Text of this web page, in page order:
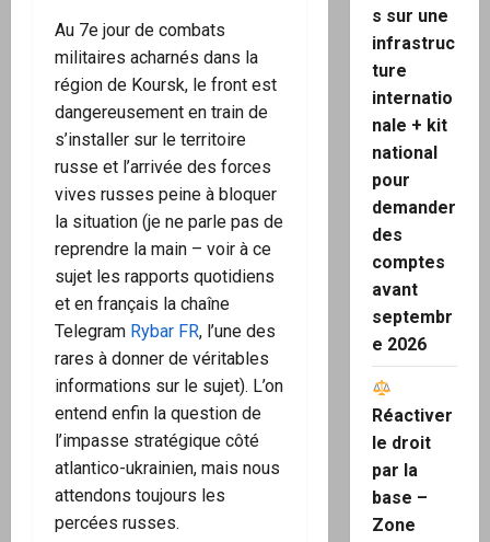
Au 7e jour de combats
militaires acharnés dans la
région de Koursk, le front est
dangereusement en train de
s’installer sur le territoire
russe et l’arrivée des forces
vives russes peine à bloquer
la situation (je ne parle pas de
reprendre la main – voir à ce
sujet les rapports quotidiens
et en français la chaîne
Telegram Rybar FR, l’une des
rares à donner de véritables
informations sur le sujet). L’on
entend enfin la question de
l’impasse stratégique côté
atlantico-ukrainien, mais nous
attendons toujours les
percées russes.
s sur une
infrastruc
ture
internatio
nale + kit
national
pour
demander
des
comptes
avant
septembr
e 2026
Réactiver
le droit
par la
base –
Zone